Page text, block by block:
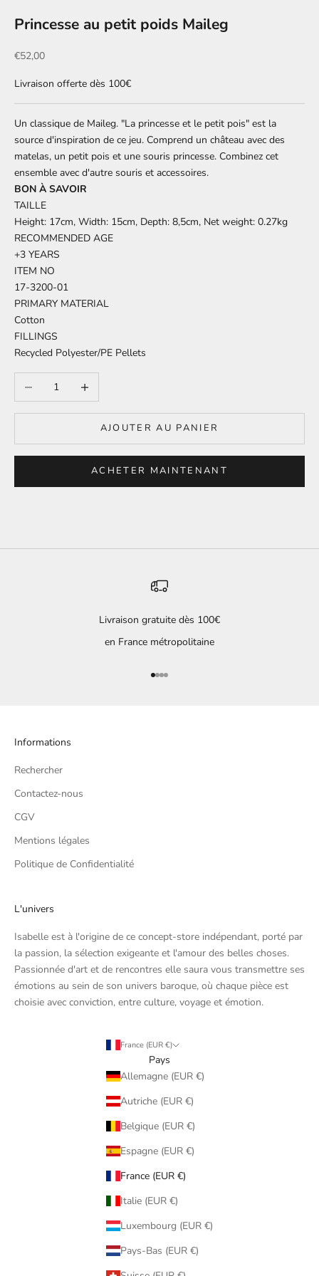
Princesse au petit poids Maileg
Prix de vente
€52,00
Livraison offerte dès 100€
Un classique de Maileg. "La princesse et le petit pois" est la
source d'inspiration de ce jeu. Comprend un château avec des
matelas, un petit pois et une souris princesse. Combinez cet
ensemble avec d'autre souris et accessoires.
BON À SAVOIR
TAILLE
Height: 17cm, Width: 15cm, Depth: 8,5cm, Net weight: 0.27kg
RECOMMENDED AGE
+3 YEARS
ITEM NO
17-3200-01
PRIMARY MATERIAL
Cotton
FILLINGS
Recycled Polyester/PE Pellets
Diminuer la quantitéAugmenter la quantité
AJOUTER AU PANIER
ACHETER MAINTENANT
Livraison gratuite dès 100€
en France métropolitaine
Aller à l'élément 1
Aller à l'élément 2
Aller à l'élément 3
Aller à l'élément 4
Informations
Rechercher
Contactez-nous
CGV
Mentions légales
Politique de Confidentialité
L'univers
Isabelle est à l'origine de ce concept-store indépendant, porté par
la passion, la sélection exigeante et l'amour des belles choses.
Passionnée d'art et de rencontres elle saura vous transmettre ses
émotions au sein de son univers baroque, où chaque pièce est
choisie avec conviction, entre culture, voyage et émotion.
France (EUR €)
Pays
Allemagne (EUR €)
Autriche (EUR €)
Belgique (EUR €)
Espagne (EUR €)
France (EUR €)
Italie (EUR €)
Luxembourg (EUR €)
Pays-Bas (EUR €)